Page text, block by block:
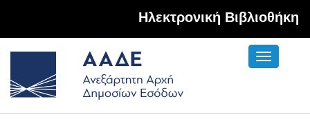
Hλεκτρονική Βιβλιοθήκη
Toggle